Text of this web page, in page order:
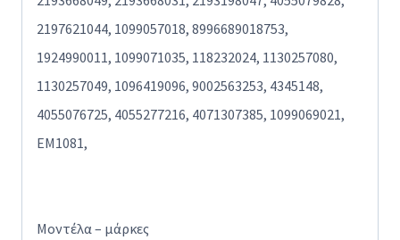
2197621044, 1099057018, 8996689018753,
1924990011, 1099071035, 118232024, 1130257080,
1130257049, 1096419096, 9002563253, 4345148,
4055076725, 4055277216, 4071307385, 1099069021,
EM1081,
Μοντέλα – μάρκες